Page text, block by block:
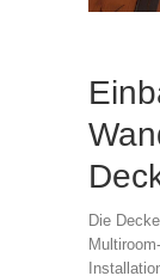
Die